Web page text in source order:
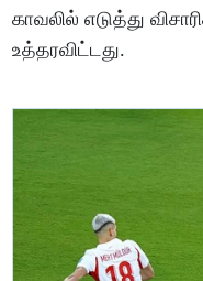
காவலில் எடுத்து
உத்தரவிட்டது.